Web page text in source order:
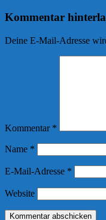
Kommentar
Deine E-Mail-Adresse
Kommentar *
Name *
E-Mail-Adresse *
Website